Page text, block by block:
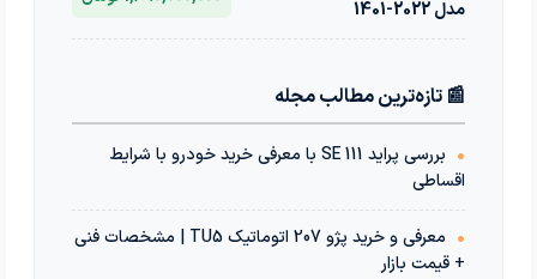
مدل 2022-1401
📰 تازه‌ترین مطالب مجله
•
بررسی پراید 111 SE با معرفی خرید خودرو با شرایط
اقساطی
•
معرفی و خرید پژو 207 اتوماتیک TU5 | مشخصات فنی
+ قیمت بازار